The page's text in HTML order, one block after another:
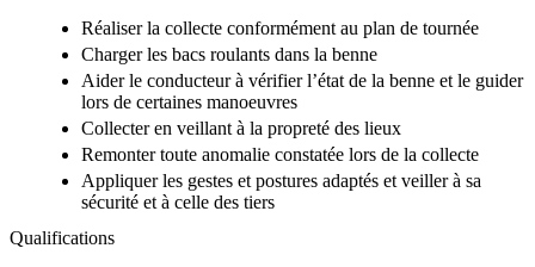
Réaliser la collecte conformément au plan de tournée
Charger les bacs roulants dans la benne
Aider le conducteur à vérifier l’état de la benne et le guider
lors de certaines manoeuvres
Collecter en veillant à la propreté des lieux
Remonter toute anomalie constatée lors de la collecte
Appliquer les gestes et postures adaptés et veiller à sa
sécurité et à celle des tiers
Qualifications